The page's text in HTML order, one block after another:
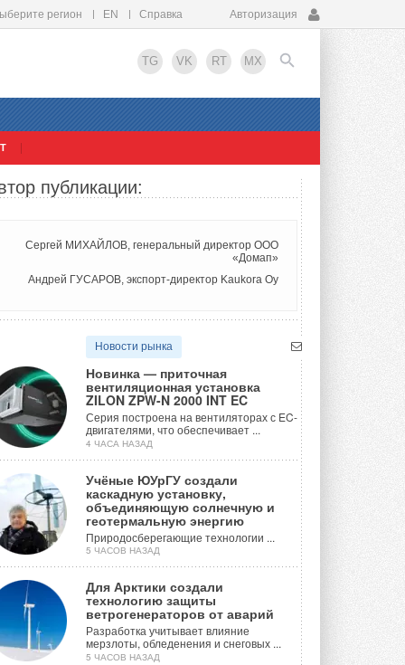
регион EN Справка Авторизация
TG VK RT MX
EN
публикации:
Сергей МИХАЙЛОВ, генеральный директор ООО
«Домап»
Андрей ГУСАРОВ, экспорт-директор Kaukora Oy
Новости рынка
Новинка — приточная
вентиляционная установка
ZILON ZPW-N 2000 INT EC
Серия построена на вентиляторах с EC-
двигателями, что обеспечивает ...
4 ЧАСА НАЗАД
Учёные ЮУрГУ создали
каскадную установку,
объединяющую солнечную и
геотермальную энергию
Природосберегающие технологии ...
5 ЧАСОВ НАЗАД
Для Арктики создали
технологию защиты
ветрогенераторов от аварий
Разработка учитывает влияние
мерзлоты, обледенения и снеговых ...
5 ЧАСОВ НАЗАД